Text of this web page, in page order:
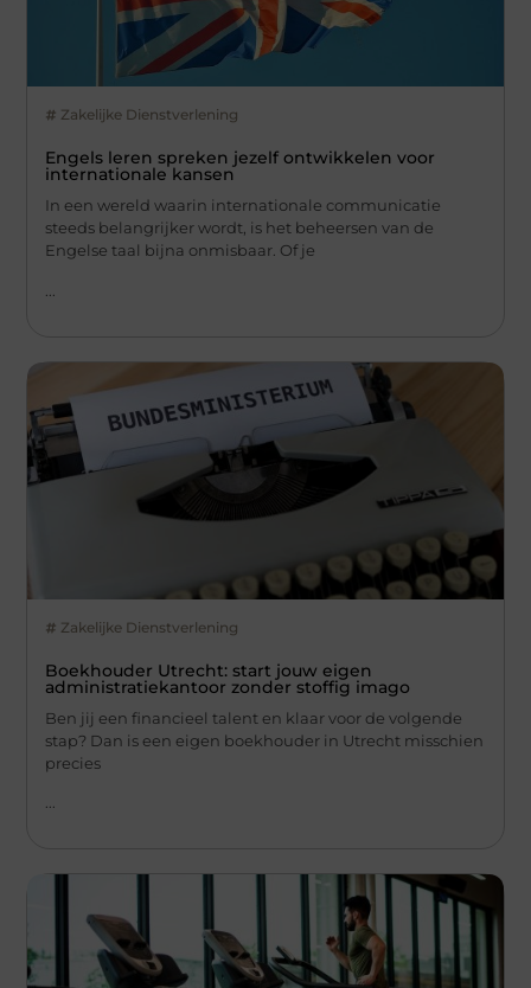
Zakelijke Dienstverlening
Engels leren spreken jezelf ontwikkelen voor
internationale kansen
In een wereld waarin internationale communicatie
steeds belangrijker wordt, is het beheersen van de
Engelse taal bijna onmisbaar. Of je
Zakelijke Dienstverlening
Boekhouder Utrecht: start jouw eigen
administratiekantoor zonder stoffig imago
Ben jij een financieel talent en klaar voor de volgende
stap? Dan is een eigen boekhouder in Utrecht misschien
precies